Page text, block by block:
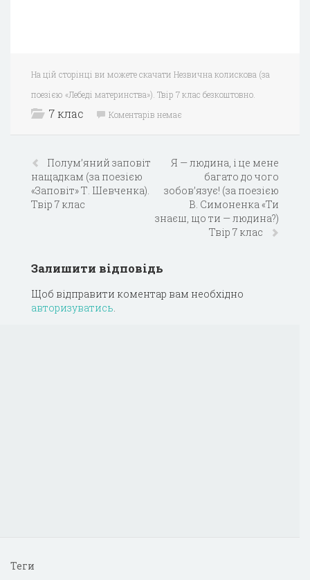
На цій сторінці ви можете скачати Незвична колискова (за
поезією «Лебеді материнства»). Твір 7 клас безкоштовно.
7 клас Коментарів немає
Полум’яний заповіт
нащадкам (за поезією
«Заповіт» Т. Шевченка).
Твір 7 клас
Я — людина, і це мене
багато до чого
зобов’язує! (за поезією
В. Симоненка «Ти
знаєш, що ти — людина?)
Твір 7 клас
Залишити відповідь
Щоб відправити коментар вам необхідно
авторизуватись.
Теги